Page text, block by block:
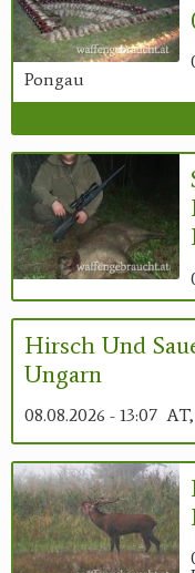
Pongau
Hirsch Und
Ungarn
08.08.2026 - 13:07